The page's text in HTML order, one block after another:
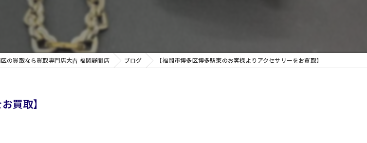
の買取なら買取専門店大吉 福岡野間店 ブログ 【福岡市博多区博多駅東のお客様よりアクセサリーをお買取】
買取】